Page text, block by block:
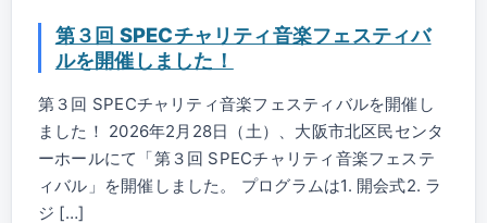
第３回 SPECチャリティ音楽フェスティバ
ルを開催しました！
第３回 SPECチャリティ音楽フェスティバルを開催し
ました！ 2026年2月28日（土）、大阪市北区民センタ
ーホールにて「第３回 SPECチャリティ音楽フェステ
ィバル」を開催しました。 プログラムは1. 開会式2. ラ
ジ […]